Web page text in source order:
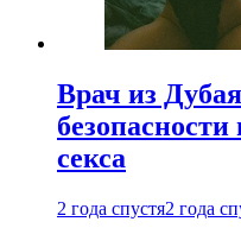
Врач из
безопасности
секса
2 года спустя2 года